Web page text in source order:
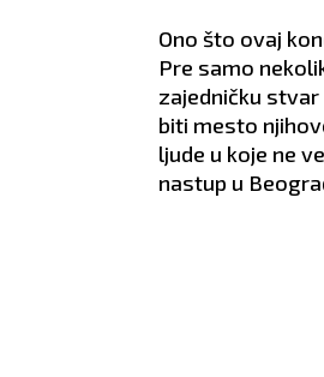
Ono što ovaj
Pre samo
zajedničku stvar
biti mesto
ljude u koje ne
nastup u